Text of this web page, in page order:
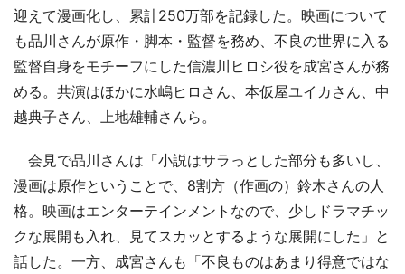
迎えて漫画化し、累計250万部を記録した。映画について
も品川さんが原作・脚本・監督を務め、不良の世界に入る
監督自身をモチーフにした信濃川ヒロシ役を成宮さんが務
める。共演はほかに水嶋ヒロさん、本仮屋ユイカさん、中
越典子さん、上地雄輔さんら。
会見で品川さんは「小説はサラっとした部分も多いし、
漫画は原作ということで、8割方（作画の）鈴木さんの人
格。映画はエンターテインメントなので、少しドラマチッ
クな展開も入れ、見てスカッとするような展開にした」と
話した。一方、成宮さんも「不良ものはあまり得意ではな